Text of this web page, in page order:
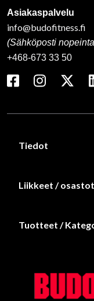
Asiakaspalvelu
info@budofitness.fi
(Sähköposti
+468-673 33 50
Tiedot
Liikkeet / osastot
Tuotteet /